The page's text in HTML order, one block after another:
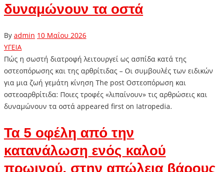
δυναμώνουν τα οστά
By admin 10 Μαΐου 2026
ΥΓΕΙΑ
Πώς η σωστή διατροφή λειτουργεί ως ασπίδα κατά της
οστεοπόρωσης και της αρθρίτιδας – Οι συμβουλές των ειδικών
για μια ζωή γεμάτη κίνηση The post Oστεοπόρωση και
οστεοαρθρίτιδα: Ποιες τροφές «λιπαίνουν» τις αρθρώσεις και
δυναμώνουν τα οστά appeared first on Iatropedia.
Τα 5 οφέλη από την
κατανάλωση ενός καλού
πρωινού, στην απώλεια βάρους